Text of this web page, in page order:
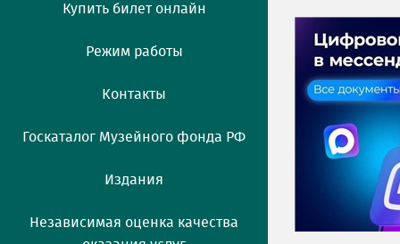
Купить билет онлайн
Режим работы
Контакты
Госкаталог Музейного фонда РФ
Издания
Независимая оценка качества